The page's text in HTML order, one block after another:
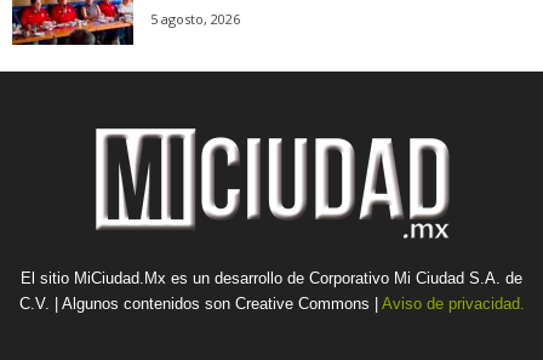
5 agosto, 2026
El sitio MiCiudad.Mx es un desarrollo de Corporativo Mi Ciudad S.A. de
C.V. | Algunos contenidos son Creative Commons | Aviso de privacidad.